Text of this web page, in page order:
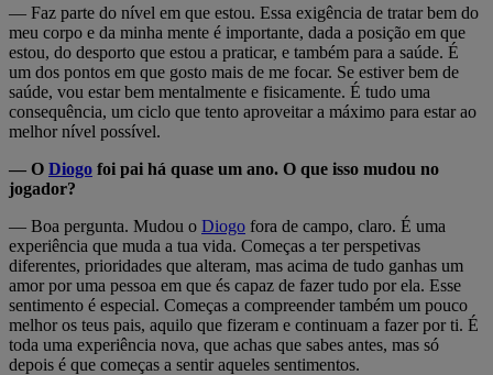
— Faz parte do nível em que estou. Essa exigência de tratar bem do
meu corpo e da minha mente é importante, dada a posição em que
estou, do desporto que estou a praticar, e também para a saúde. É
um dos pontos em que gosto mais de me focar. Se estiver bem de
saúde, vou estar bem mentalmente e fisicamente. É tudo uma
consequência, um ciclo que tento aproveitar a máximo para estar ao
melhor nível possível.
— O Diogo foi pai há quase um ano. O que isso mudou no
jogador?
— Boa pergunta. Mudou o Diogo fora de campo, claro. É uma
experiência que muda a tua vida. Começas a ter perspetivas
diferentes, prioridades que alteram, mas acima de tudo ganhas um
amor por uma pessoa em que és capaz de fazer tudo por ela. Esse
sentimento é especial. Começas a compreender também um pouco
melhor os teus pais, aquilo que fizeram e continuam a fazer por ti. É
toda uma experiência nova, que achas que sabes antes, mas só
depois é que começas a sentir aqueles sentimentos.